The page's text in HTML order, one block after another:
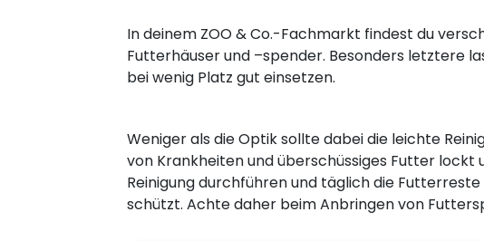
In deinem ZOO & Co.-Fachmarkt findest du
Futterhäuser und –spender. Besonders letztere
bei wenig Platz gut einsetzen.
Weniger als die Optik sollte dabei die leichte
von Krankheiten und überschüssiges Futter lockt
Reinigung durchführen und täglich die
schützt. Achte daher beim Anbringen von